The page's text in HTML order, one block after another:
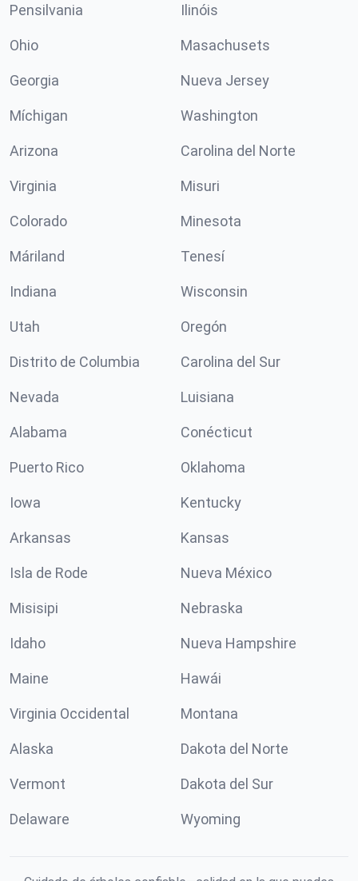
Pensilvania Ilinóis
Ohio Masachusets
Georgia Nueva Jersey
Míchigan Washington
Arizona Carolina del Norte
Virginia Misuri
Colorado Minesota
Máriland Tenesí
Indiana Wisconsin
Utah Oregón
Distrito de Columbia Carolina del Sur
Nevada Luisiana
Alabama Conécticut
Puerto Rico Oklahoma
Iowa Kentucky
Arkansas Kansas
Isla de Rode Nueva México
Misisipi Nebraska
Idaho Nueva Hampshire
Maine Hawái
Virginia Occidental Montana
Alaska Dakota del Norte
Vermont Dakota del Sur
Delaware Wyoming